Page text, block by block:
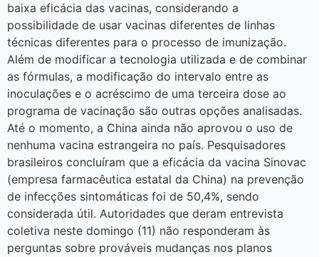
baixa eficácia das vacinas, considerando a
possibilidade de usar vacinas diferentes de linhas
técnicas diferentes para o processo de imunização.
Além de modificar a tecnologia utilizada e de combinar
as fórmulas, a modificação do intervalo entre as
inoculações e o acréscimo de uma terceira dose ao
programa de vacinação são outras opções analisadas.
Até o momento, a China ainda não aprovou o uso de
nenhuma vacina estrangeira no país. Pesquisadores
brasileiros concluíram que a eficácia da vacina Sinovac
(empresa farmacêutica estatal da China) na prevenção
de infecções sintomáticas foi de 50,4%, sendo
considerada útil. Autoridades que deram entrevista
coletiva neste domingo (11) não responderam às
perguntas sobre prováveis mudanças nos planos